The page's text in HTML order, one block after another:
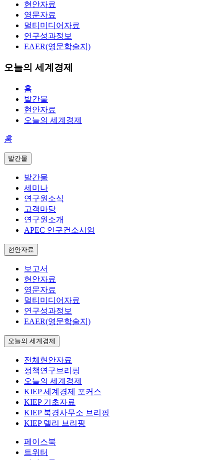
현안자료
영문자료
멀티미디어자료
연구성과정보
EAER(영문학술지)
오늘의 세계경제
홈
발간물
현안자료
오늘의 세계경제
홈
발간물
발간물
세미나
연구원소식
고객마당
연구원소개
APEC 연구컨소시엄
현안자료
보고서
현안자료
영문자료
멀티미디어자료
연구성과정보
EAER(영문학술지)
오늘의 세계경제
전체현안자료
정책연구브리핑
오늘의 세계경제
KIEP 세계경제 포커스
KIEP 기초자료
KIEP 북경사무소 브리핑
KIEP 델리 브리핑
페이스북
트위터